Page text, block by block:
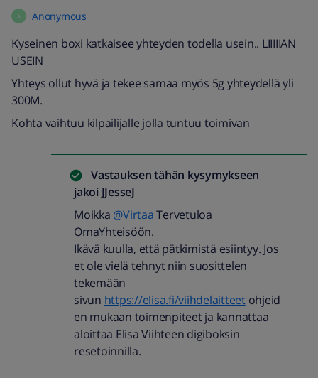
A Anonymous
Kyseinen boxi katkaisee yhteyden todella usein.. LIIIIIAN
USEIN
Yhteys ollut hyvä ja tekee samaa myös 5g yhteydellä yli
300M.
Kohta vaihtuu kilpailijalle jolla tuntuu toimivan
Vastauksen tähän kysymykseen
jakoi JJesseJ
Moikka @VirtaaTervetuloa
OmaYhteisöön.
Ikävä kuulla, että pätkimistä esiintyy. Jos
et ole vielä tehnyt niin suosittelen
tekemään
sivun https://elisa.fi/viihdelaitteetohjeid
en mukaan toimenpiteet ja kannattaa
aloittaa Elisa Viihteen digiboksin
resetoinnilla.